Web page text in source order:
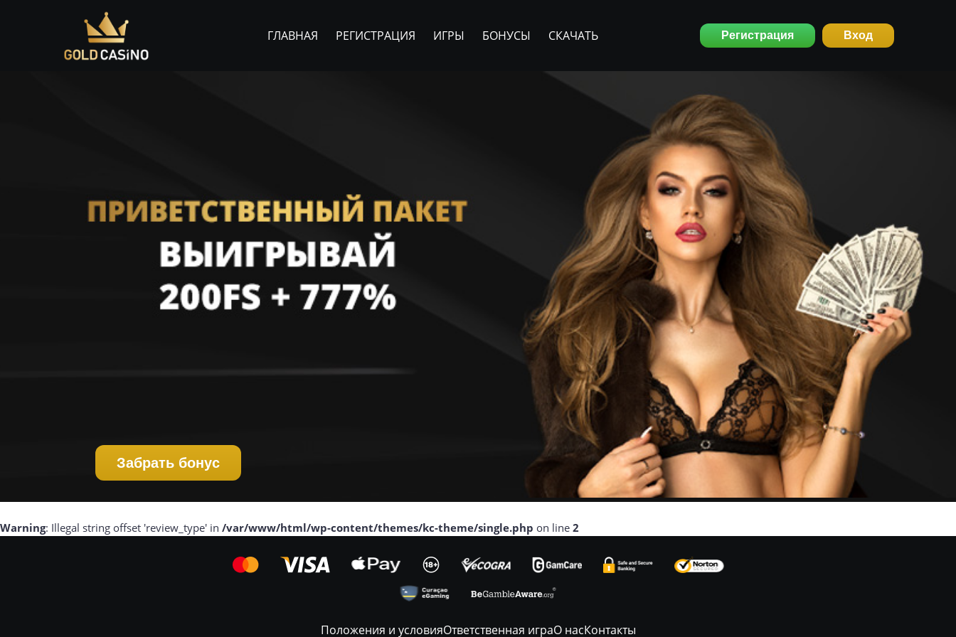
ГЛАВНАЯ РЕГИСТРАЦИЯ ИГРЫ БОНУСЫ СКАЧАТЬ Регистрация Вход
Забрать бонус
Warning: Illegal string offset 'review_type' in /var/www/html/wp-content/themes/kc-theme/single.php on line 2
Положения и условияОтветственная играО насКонтакты